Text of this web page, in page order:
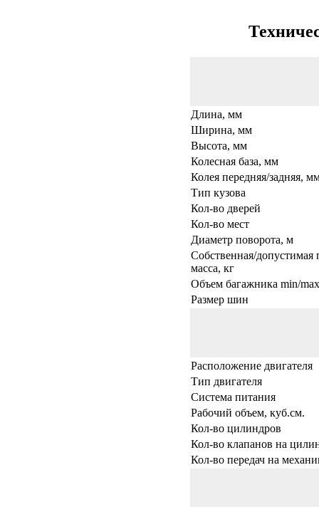
Длина, мм
Ширина, мм
Высота, мм
Колесная база, мм
Колея передняя/задняя,
Тип кузова
Кол-во дверей
Кол-во мест
Диаметр поворота, м
Собственная/допустимая
масса, кг
Объем багажника min/
Размер шин
Расположение двигателя
Тип двигателя
Система питания
Рабочий объем, куб.см.
Кол-во цилиндров
Кол-во клапанов на
Кол-во передач на